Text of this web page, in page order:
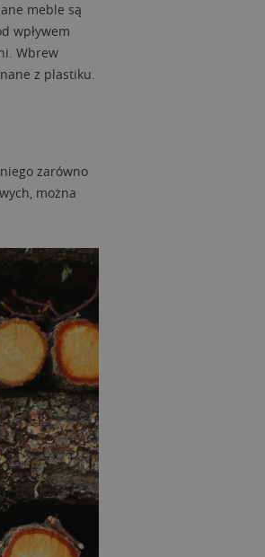
meble są
wpływem
Wbrew
z plastiku.
zarówno
można